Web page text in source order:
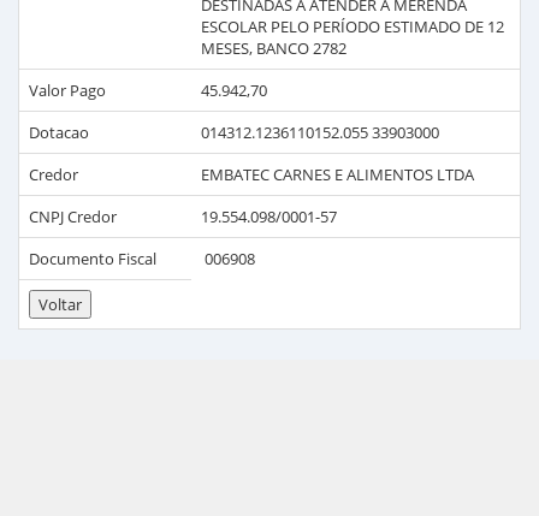
DESTINADAS A ATENDER A MERENDA
ESCOLAR PELO PERÍODO ESTIMADO DE 12
MESES, BANCO 2782
Valor Pago
45.942,70
Dotacao
014312.1236110152.055 33903000
Credor
EMBATEC CARNES E ALIMENTOS LTDA
CNPJ Credor
19.554.098/0001-57
Documento Fiscal
006908